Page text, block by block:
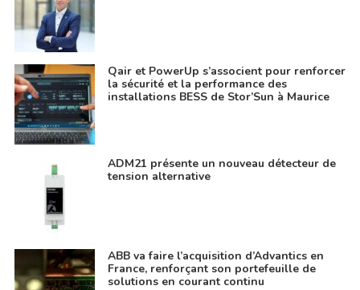
Qair et PowerUp s’associent pour renforcer
la sécurité et la performance des
installations BESS de Stor’Sun à Maurice
ADM21 présente un nouveau détecteur de
tension alternative
ABB va faire l’acquisition d’Advantics en
France, renforçant son portefeuille de
solutions en courant continu